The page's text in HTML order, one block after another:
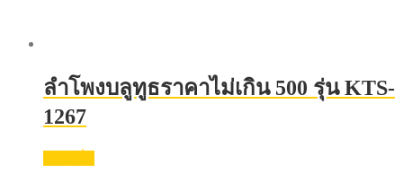
ลําโพงบลูทูธราคาไม่เกิน 500 รุ่น KTS-
1267